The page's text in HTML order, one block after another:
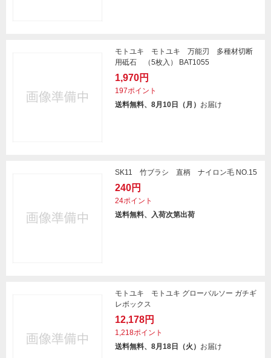
モトユキ モトユキ 万能刃 多種材切断
用砥石 （5枚入） BAT1055
1,970円
197ポイント
送料無料、8月10日（月） お届け
SK11 竹ブラシ 直柄 ナイロン毛 NO.15
240円
24ポイント
送料無料、入荷次第出荷
モトユキ モトユキ グローバルソー ガチギ
レボックス
12,178円
1,218ポイント
送料無料、8月18日（火） お届け